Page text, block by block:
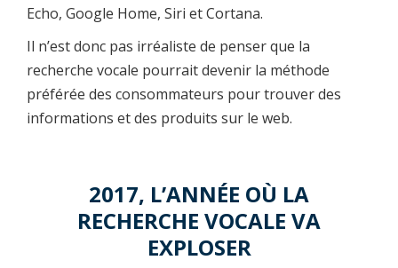
Echo, Google Home, Siri et Cortana.
Il n’est donc pas irréaliste de penser que la
recherche vocale pourrait devenir la méthode
préférée des consommateurs pour trouver des
informations et des produits sur le web.
2017, L’ANNÉE OÙ LA
RECHERCHE VOCALE VA
EXPLOSER